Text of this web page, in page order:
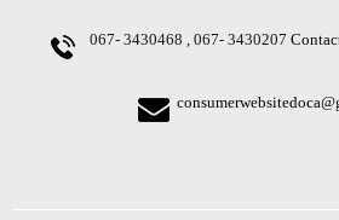
067- 3430468 , 067- 3430207